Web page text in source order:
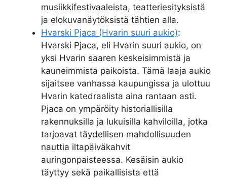
musiikkifestivaaleista, teatteriesityksistä
ja elokuvanäytöksistä tähtien alla.
Hvarski Pjaca (Hvarin suuri aukio):
Hvarski Pjaca, eli Hvarin suuri aukio, on
yksi Hvarin saaren keskeisimmistä ja
kauneimmista paikoista. Tämä laaja aukio
sijaitsee vanhassa kaupungissa ja ulottuu
Hvarin katedraalista aina rantaan asti.
Pjaca on ympäröity historiallisilla
rakennuksilla ja lukuisilla kahviloilla, jotka
tarjoavat täydellisen mahdollisuuden
nauttia iltapäiväkahvit
auringonpaisteessa. Kesäisin aukio
täyttyy sekä paikallisista että